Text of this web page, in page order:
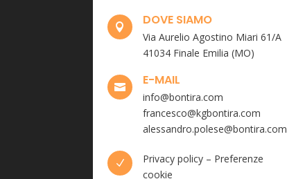
 DOVE SIAMO
Via Aurelio Agostino Miari 61/A
41034 Finale Emilia (MO)
 E-MAIL
info@bontira.com
francesco@kgbontira.com
alessandro.polese@bontira.com
N Privacy policy– Preferenze
cookie